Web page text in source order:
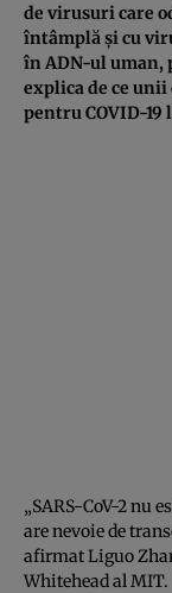
de virusuri care
întâmplă și cu
în ADN-ul uman,
explica de ce
pentru COVID-
„SARS-CoV-2 nu
are nevoie de
afirmat Liguo
Whitehead al MIT.